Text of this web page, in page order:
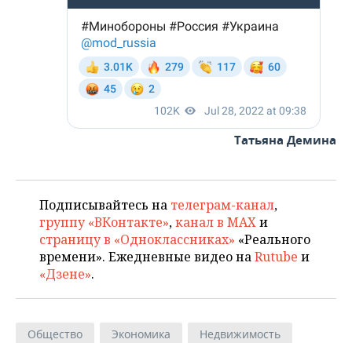
Татьяна Демина
Подписывайтесь на телеграм-канал,
группу «ВКонтакте»,канал в MAXи
страницу в «Одноклассниках» «Реального
времени». Ежедневные видео наRutube и
«Дзене».
Общество Экономика
Недвижимость